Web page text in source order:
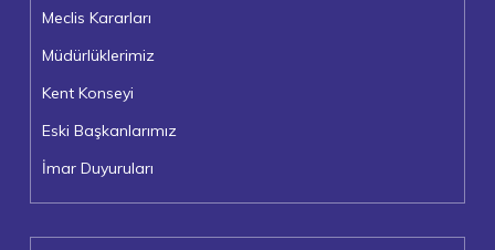
Meclis Kararları
Müdürlüklerimiz
Kent Konseyi
Eski Başkanlarımız
İmar Duyuruları